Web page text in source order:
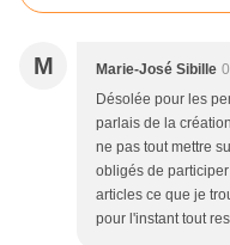
M Marie-José Sibille
Désolée pour les
parlais de la
ne pas tout mettre
obligés de
articles ce que je
pour l'instant tout